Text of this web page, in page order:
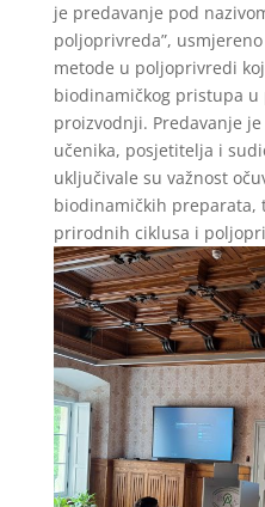
je predavanje pod
poljoprivreda”,
metode u poljoprivredi
biodinamičkog pristupa
proizvodnji. Predavanje
učenika, posjetitelja i
uključivale su važnost
biodinamičkih preparata,
prirodnih ciklusa i